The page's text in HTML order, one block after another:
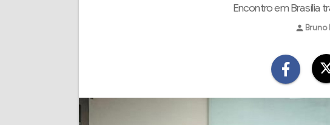
Encontro em Brasília
person Bruno